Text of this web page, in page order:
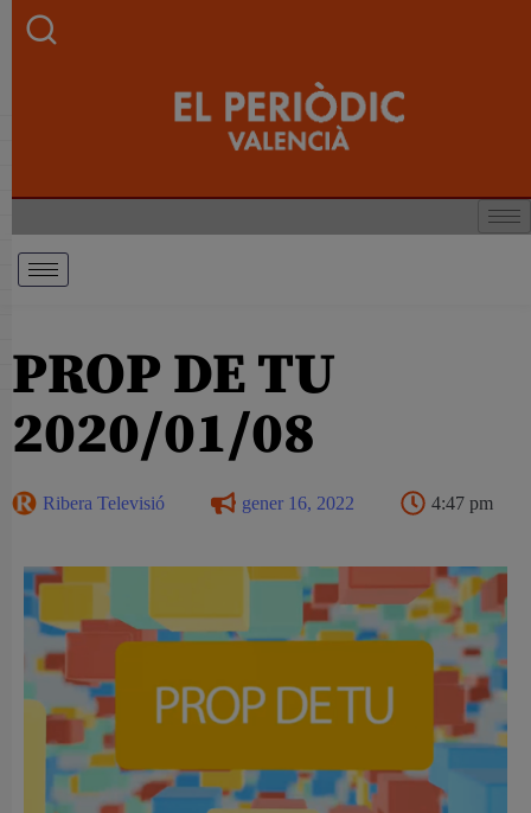
PROP DE TU
2020/01/08
Ribera Televisió gener 16, 2022 4:47 pm